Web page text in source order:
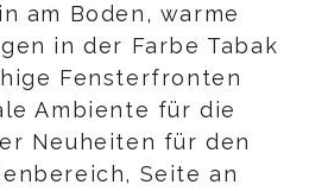
am Boden, warme
in der Farbe Tabak
Fensterfronten
Ambiente für die
Neuheiten für den
Seite an